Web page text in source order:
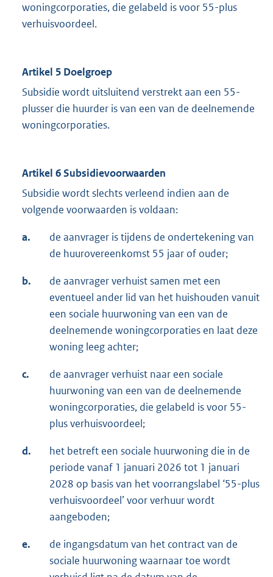
woningcorporaties, die gelabeld is voor 55-plus
verhuisvoordeel.
Artikel 5 Doelgroep
Subsidie wordt uitsluitend verstrekt aan een 55-
plusser die huurder is van een van de deelnemende
woningcorporaties.
Artikel 6 Subsidievoorwaarden
Subsidie wordt slechts verleend indien aan de
volgende voorwaarden is voldaan:
a.
de aanvrager is tijdens de ondertekening van
de huurovereenkomst 55 jaar of ouder;
b.
de aanvrager verhuist samen met een
eventueel ander lid van het huishouden vanuit
een sociale huurwoning van een van de
deelnemende woningcorporaties en laat deze
woning leeg achter;
c.
de aanvrager verhuist naar een sociale
huurwoning van een van de deelnemende
woningcorporaties, die gelabeld is voor 55-
plus verhuisvoordeel;
d.
het betreft een sociale huurwoning die in de
periode vanaf 1 januari 2026 tot 1 januari
2028 op basis van het voorrangslabel ‘55-plus
verhuisvoordeel’ voor verhuur wordt
aangeboden;
e.
de ingangsdatum van het contract van de
sociale huurwoning waarnaar toe wordt